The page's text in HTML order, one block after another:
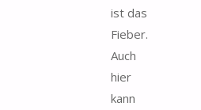
ist das
Fieber.
Auch
hier
kann